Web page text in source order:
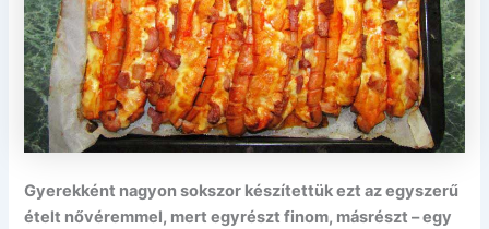
Gyerekként nagyon sokszor készítettük ezt az egyszerű
ételt nővéremmel, mert egyrészt finom, másrészt – egy